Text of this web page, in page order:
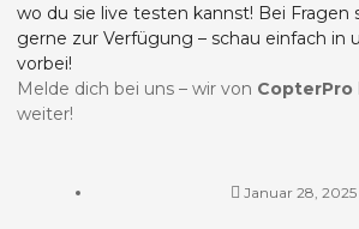
wo du sie live testen kannst! Bei Fragen
gerne zur Verfügung – schau einfach in
vorbei!
Melde dich bei uns – wir von CopterPro
weiter!
Januar 28, 2025